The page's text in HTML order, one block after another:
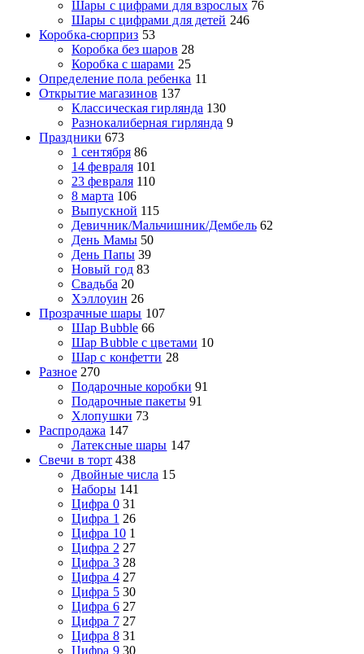
Шары с цифрами для взрослых 76
Шары с цифрами для детей 246
Коробка-сюрприз 53
Коробка без шаров 28
Коробка с шарами 25
Определение пола ребенка 11
Открытие магазинов 137
Классическая гирлянда 130
Разнокалиберная гирлянда 9
Праздники 673
1 сентября 86
14 февраля 101
23 февраля 110
8 марта 106
Выпускной 115
Девичник/Мальчишник/Дембель 62
День Мамы 50
День Папы 39
Новый год 83
Свадьба 20
Хэллоуин 26
Прозрачные шары 107
Шар Bubble 66
Шар Bubble с цветами 10
Шар с конфетти 28
Разное 270
Подарочные коробки 91
Подарочные пакеты 91
Хлопушки 73
Распродажа 147
Латексные шары 147
Свечи в торт 438
Двойные числа 15
Наборы 141
Цифра 0 31
Цифра 1 26
Цифра 10 1
Цифра 2 27
Цифра 3 28
Цифра 4 27
Цифра 5 30
Цифра 6 27
Цифра 7 27
Цифра 8 31
Цифра 9 30